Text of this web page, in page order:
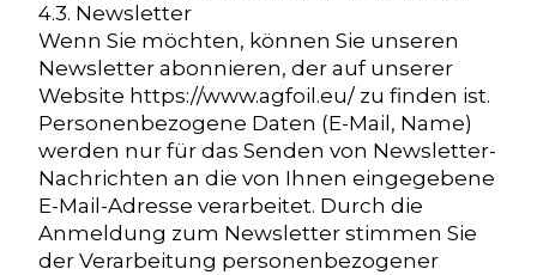
4.3. Newsletter
Wenn Sie möchten, können Sie unseren
Newsletter abonnieren, der auf unserer
Website https://www.agfoil.eu/ zu finden ist.
Personenbezogene Daten (E-Mail, Name)
werden nur für das Senden von Newsletter-
Nachrichten an die von Ihnen eingegebene
E-Mail-Adresse verarbeitet. Durch die
Anmeldung zum Newsletter stimmen Sie
der Verarbeitung personenbezogener